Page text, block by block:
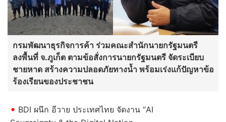
กรมพัฒนาธุรกิจการค้า ร่วมคณะสำนักนายกรัฐมนตรี
ลงพื้นที่ จ.ภูเก็ต ตามข้อสั่งการนายกรัฐมนตรี จัดระเบียบ
ชายหาด สร้างความปลอดภัยทางน้ำ พร้อมเร่งแก้ปัญหาข้อ
ร้องเรียนของประชาชน
BDI ผนึก อีวาย ประเทศไทย จัดงาน “AI